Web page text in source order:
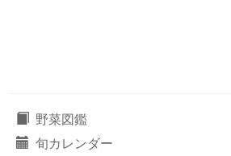
野菜図鑑
旬カレンダー